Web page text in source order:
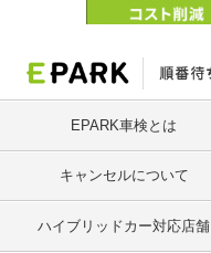
EPARK車検とは
キャンセルについて
ハイブリッドカー対応店舗